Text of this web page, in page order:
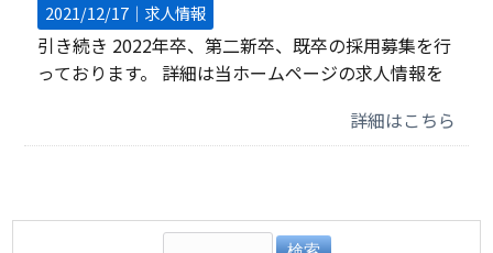
2021/12/17｜ 求人情報
引き続き 2022年卒、第二新卒、既卒の採用募集を行
っております。 詳細は当ホームページの求人情報を
詳細はこちら